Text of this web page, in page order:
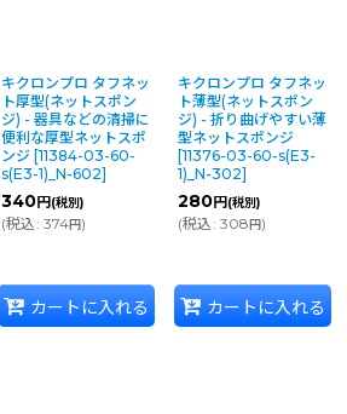
キクロンプロ タフネッ
ト厚型(ネットスポン
ジ) - 器具などの清掃に
便利な厚型ネットスポ
ンジ [11384-03-60-
s(E3-1)_N-602]
340円 (税別)
(税込: 374円)
カートに入れる
キクロンプロ タフネッ
ト薄型(ネットスポン
ジ) - 折り曲げやすい薄
型ネットスポンジ
[11376-03-60-s(E3-
1)_N-302]
280円 (税別)
(税込: 308円)
カートに入れる